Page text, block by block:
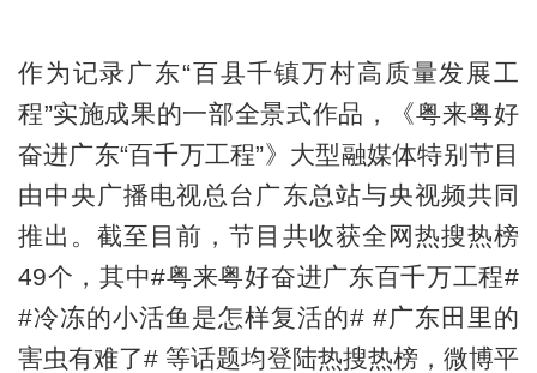
作为记录广东“百县千镇万村高质量发展工
程”实施成果的一部全景式作品，《粤来粤好
奋进广东“百千万工程”》大型融媒体特别节目
由中央广播电视总台广东总站与央视频共同
推出。截至目前，节目共收获全网热搜热榜
49个，其中#粤来粤好奋进广东百千万工程#
#冷冻的小活鱼是怎样复活的# #广东田里的
害虫有难了# 等话题均登陆热搜热榜，微博平